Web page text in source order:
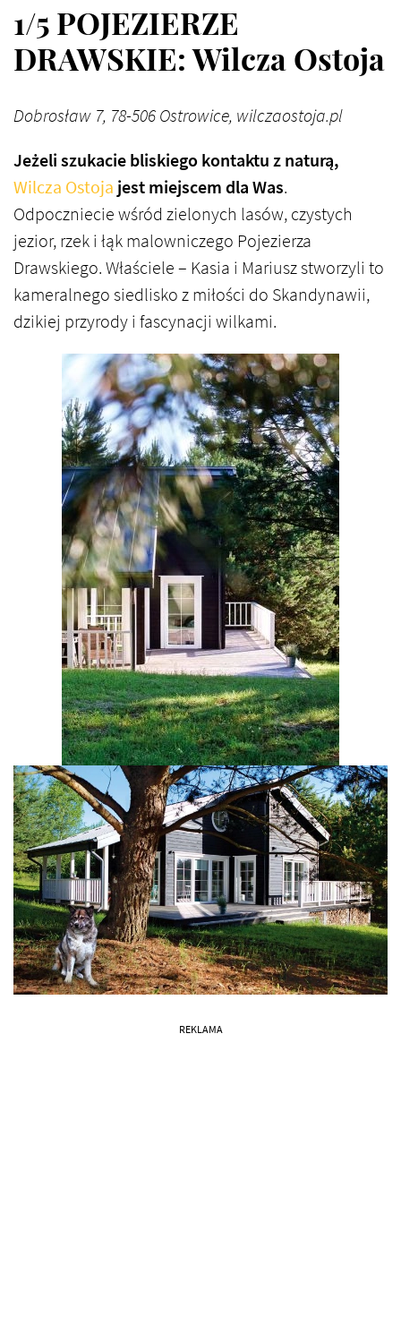
1/5 POJEZIERZE
DRAWSKIE: Wilcza Ostoja
Dobrosław 7, 78-506 Ostrowice, wilczaostoja.pl
Jeżeli szukacie bliskiego kontaktu z naturą,
Wilcza Ostoja jest miejscem dla Was.
Odpoczniecie wśród zielonych lasów, czystych
jezior, rzek i łąk malowniczego Pojezierza
Drawskiego. Właściele – Kasia i Mariusz stworzyli to
kameralnego siedlisko z miłości do Skandynawii,
dzikiej przyrody i fascynacji wilkami.
REKLAMA